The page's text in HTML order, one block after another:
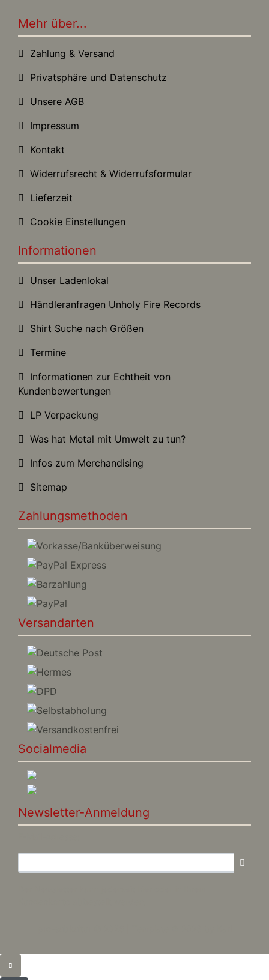
Mehr über...
Zahlung & Versand
Privatsphäre und Datenschutz
Unsere AGB
Impressum
Kontakt
Widerrufsrecht & Widerrufsformular
Lieferzeit
Cookie Einstellungen
Informationen
Unser Ladenlokal
Händleranfragen Unholy Fire Records
Shirt Suche nach Größen
Termine
Informationen zur Echtheit von
Kundenbewertungen
LP Verpackung
Was hat Metal mit Umwelt zu tun?
Infos zum Merchandising
Sitemap
Zahlungsmethoden
Versandarten
Socialmedia
Newsletter-Anmeldung